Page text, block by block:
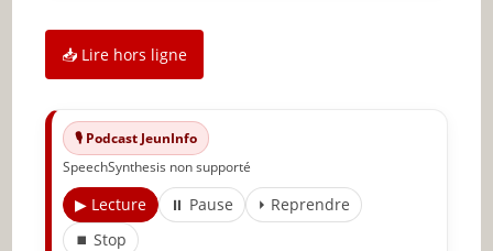
Conclusion : L’importance de la
persévérance et du changement durable
✨ Nouveau sur JeunInfo ?
Articles recommandés
Partager l'amour
📥 Lire hors ligne
🎙️ Podcast JeunInfo
SpeechSynthesis non supporté
▶ Lecture ⏸ Pause
⏵ Reprendre
⏹ Stop